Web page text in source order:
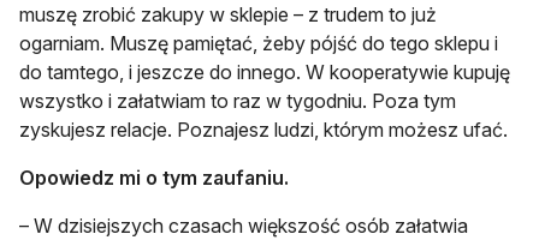
muszę zrobić zakupy w sklepie – z trudem to już
ogarniam. Muszę pamiętać, żeby pójść do tego sklepu i
do tamtego, i jeszcze do innego. W kooperatywie kupuję
wszystko i załatwiam to raz w tygodniu. Poza tym
zyskujesz relacje. Poznajesz ludzi, którym możesz ufać.
Opowiedz mi o tym zaufaniu.
– W dzisiejszych czasach większość osób załatwia